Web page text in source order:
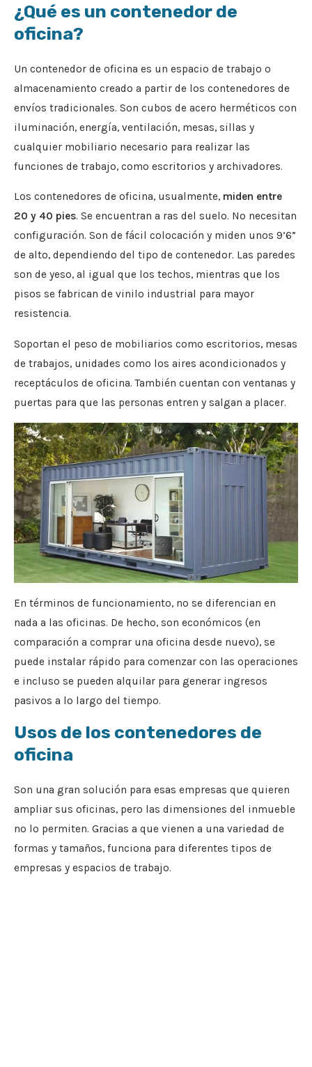
¿Qué es un contenedor de
oficina?
Un contenedor de oficina es un espacio de trabajo o
almacenamiento creado a partir de los contenedores de
envíos tradicionales. Son cubos de acero herméticos con
iluminación, energía, ventilación, mesas, sillas y
cualquier mobiliario necesario para realizar las
funciones de trabajo, como escritorios y archivadores.
Los contenedores de oficina, usualmente, miden entre
20 y 40 pies. Se encuentran a ras del suelo. No necesitan
configuración. Son de fácil colocación y miden unos 9’6”
de alto, dependiendo del tipo de contenedor. Las paredes
son de yeso, al igual que los techos, mientras que los
pisos se fabrican de vinilo industrial para mayor
resistencia.
Soportan el peso de mobiliarios como escritorios, mesas
de trabajos, unidades como los aires acondicionados y
receptáculos de oficina. También cuentan con ventanas y
puertas para que las personas entren y salgan a placer.
En términos de funcionamiento, no se diferencian en
nada a las oficinas. De hecho, son económicos (en
comparación a comprar una oficina desde nuevo), se
puede instalar rápido para comenzar con las operaciones
e incluso se pueden alquilar para generar ingresos
pasivos a lo largo del tiempo.
Usos de los contenedores de
oficina
Son una gran solución para esas empresas que quieren
ampliar sus oficinas, pero las dimensiones del inmueble
no lo permiten. Gracias a que vienen a una variedad de
formas y tamaños, funciona para diferentes tipos de
empresas y espacios de trabajo.